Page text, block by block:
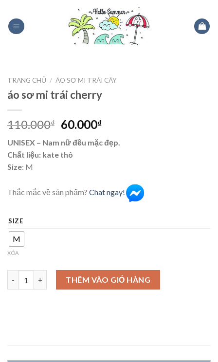
content
TRANG CHỦ / ÁO SƠ MI TRÁI CÂY
áo sơ mi trái cherry
110.000₫ 60.000₫
UNISEX – Nam nữ đều mặc đẹp.
Chất liệu: kate thô
Size: M
Thắc mắc về sản phẩm? Chat ngay!
SIZE
M
XÓA
áo sơ mi trái cherry số lượngTHÊM VÀO GIỎ HÀNG